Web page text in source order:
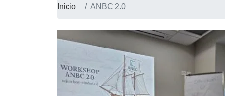
Inicio ANBC 2.0